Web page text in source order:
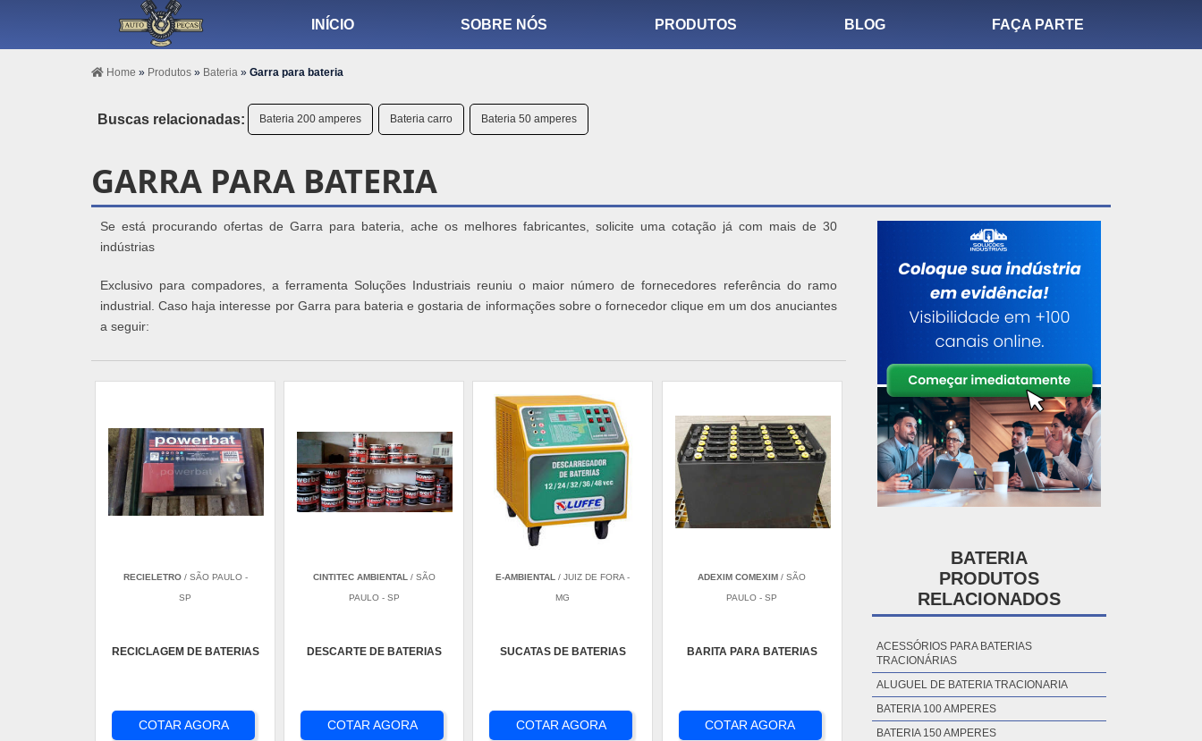
INÍCIO SOBRE NÓS PRODUTOS BLOG FAÇA PARTE
Home » Produtos » Bateria » Garra para bateria
Buscas relacionadas: Bateria 200 amperes Bateria carro Bateria 50 amperes
GARRA PARA BATERIA
Se está procurando ofertas de Garra para bateria, ache os melhores fabricantes, solicite uma cotação já com mais de 30
indústrias
Exclusivo para compadores, a ferramenta Soluções Industriais reuniu o maior número de fornecedores referência do ramo
industrial. Caso haja interesse por Garra para bateria e gostaria de informações sobre o fornecedor clique em um dos anuciantes
a seguir:
RECIELETRO/ SÃO PAULO -
SP
RECICLAGEM DE BATERIAS
COTAR AGORA
CINTITEC AMBIENTAL / SÃO
PAULO - SP
DESCARTE DE BATERIAS
COTAR AGORA
E-AMBIENTAL / JUIZ DE FORA -
MG
SUCATAS DE BATERIAS
COTAR AGORA
ADEXIM COMEXIM / SÃO
PAULO - SP
BARITA PARA BATERIAS
COTAR AGORA
BATERIA
PRODUTOS
RELACIONADOS
ACESSÓRIOS PARA BATERIAS
TRACIONÁRIAS
ALUGUEL DE BATERIA TRACIONARIA
BATERIA 100 AMPERES
BATERIA 150 AMPERES